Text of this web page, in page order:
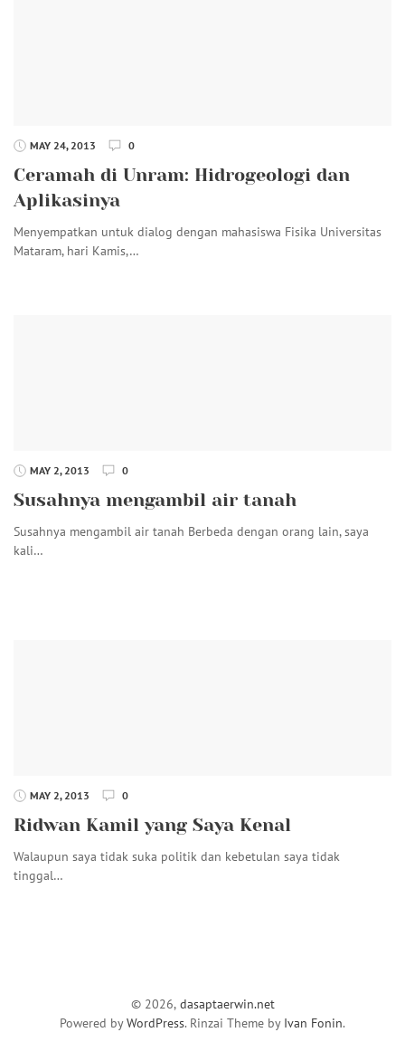
MAY 24, 2013 0
Ceramah di Unram: Hidrogeologi dan
Aplikasinya
Menyempatkan untuk dialog dengan mahasiswa Fisika Universitas
Mataram, hari Kamis,…
MAY 2, 2013 0
Susahnya mengambil air tanah
Susahnya mengambil air tanah Berbeda dengan orang lain, saya
kali…
MAY 2, 2013 0
Ridwan Kamil yang Saya Kenal
Walaupun saya tidak suka politik dan kebetulan saya tidak
tinggal…
© 2026, dasaptaerwin.net
Powered byWordPress. Rinzai Theme by Ivan Fonin.